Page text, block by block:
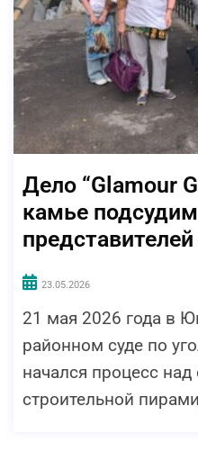
Дело “Glamour
камье
представителей
23.05.2026
21 мая 2026 года в
районном суде по
начался процесс
строительной